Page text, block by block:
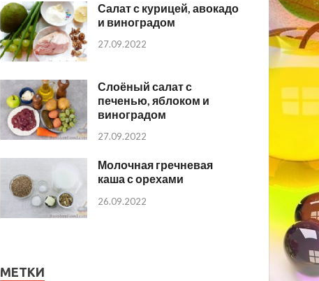
Салат с курицей, авокадо
и виноградом
27.09.2022
Слоёный салат с
печенью, яблоком и
виноградом
27.09.2022
Молочная гречневая
каша с орехами
26.09.2022
МЕТКИ